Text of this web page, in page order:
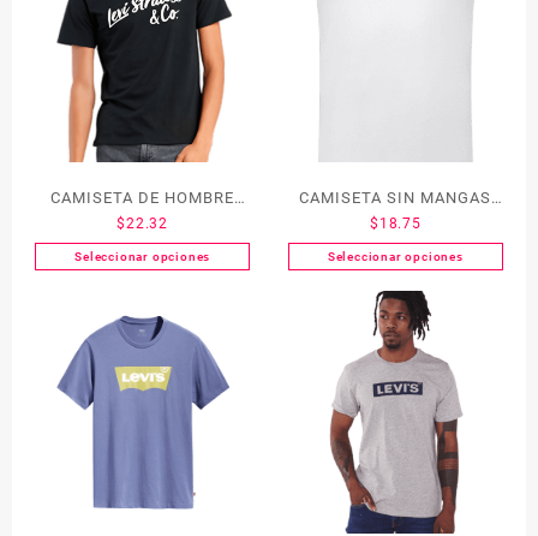
CAMISETA DE HOMBRE
LEVI´S 22369-0052
$22.32
Seleccionar opciones
CAMISETA SIN MANGAS
DE HOMBRE LEVI´S 69968-
0000
$ 18.75
Seleccionar opciones